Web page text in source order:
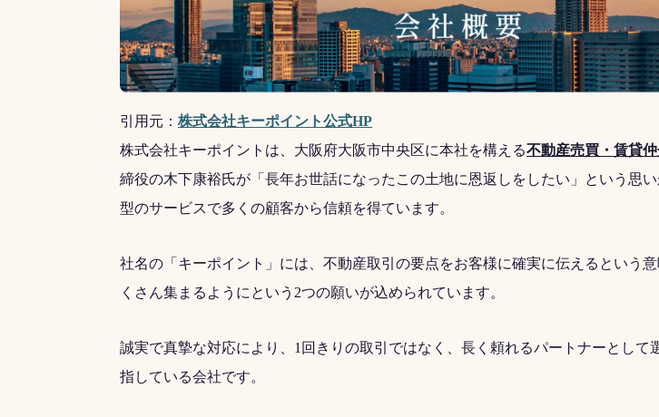
引用元： 株式会社キーポイント公式HP
株式会社キーポイントは、大阪府大阪市中央区に本社を構える不動産売買・賃貸
締役の木下康裕氏が「長年お世話になったこの土地に恩返しをしたい」という思
型のサービスで多くの顧客から信頼を得ています。
社名の「キーポイント」には、不動産取引の要点をお客様に確実に伝えるという意
くさん集まるようにという2つの願いが込められています。
誠実で真摯な対応により、1回きりの取引ではなく、長く頼れるパートナーとして
指している会社です。